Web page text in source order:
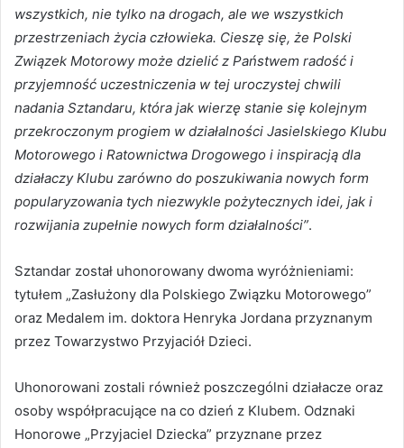
wszystkich, nie tylko na drogach, ale we wszystkich
przestrzeniach życia człowieka. Cieszę się, że Polski
Związek Motorowy może dzielić z Państwem radość i
przyjemność uczestniczenia w tej uroczystej chwili
nadania Sztandaru, która jak wierzę stanie się kolejnym
przekroczonym progiem w działalności Jasielskiego Klubu
Motorowego i Ratownictwa Drogowego i inspiracją dla
działaczy Klubu zarówno do poszukiwania nowych form
popularyzowania tych niezwykle pożytecznych idei, jak i
rozwijania zupełnie nowych form działalności”.
Sztandar został uhonorowany dwoma wyróżnieniami:
tytułem „Zasłużony dla Polskiego Związku Motorowego”
oraz Medalem im. doktora Henryka Jordana przyznanym
przez Towarzystwo Przyjaciół Dzieci.
Uhonorowani zostali również poszczególni działacze oraz
osoby współpracujące na co dzień z Klubem. Odznaki
Honorowe „Przyjaciel Dziecka” przyznane przez